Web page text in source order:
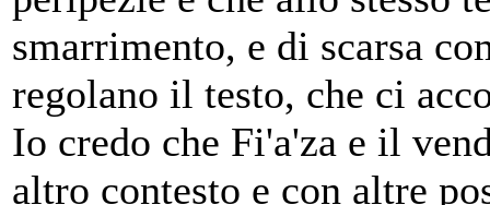
smarrimento, e di scarsa
regolano il testo, che ci
Io credo che Fi'a'za e il
altro contesto e con altre